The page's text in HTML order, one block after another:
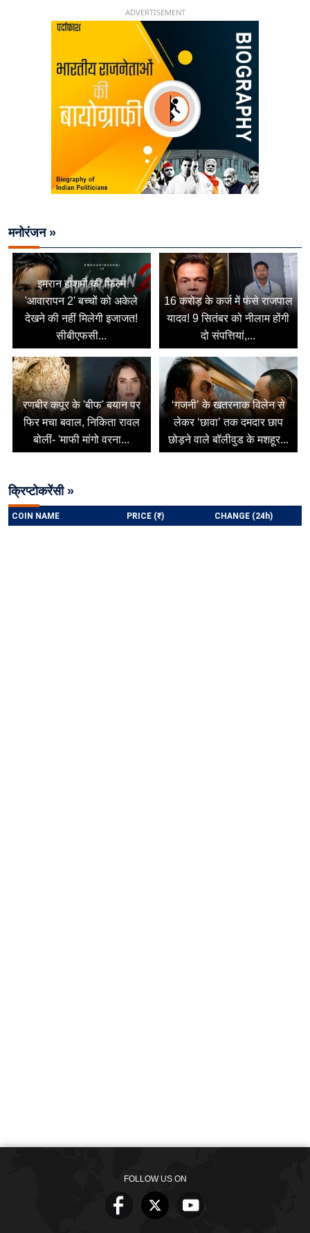
ADVERTISEMENT
मनोरंजन »
इमरान हाशमी की फिल्म
'आवारापन 2' बच्चों को अकेले
देखने की नहीं मिलेगी इजाजत!
सीबीएफसी...
16 करोड़ के कर्ज में फंसे राजपाल
यादव! 9 सितंबर को नीलाम होंगी
दो संपत्तियां,...
रणबीर कपूर के 'बीफ' बयान पर
फिर मचा बवाल, निकिता रावल
बोलीं- 'माफी मांगो वरना...
‘गजनी’ के खतरनाक विलेन से
लेकर ‘छावा’ तक दमदार छाप
छोड़ने वाले बॉलीवुड के मशहूर...
क्रिप्टोकरेंसी »
FOLLOW US ON